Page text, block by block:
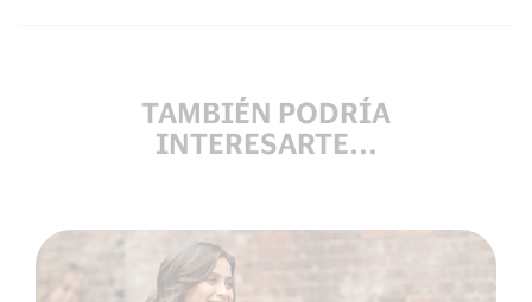
TAMBIÉN PODRÍA
INTERESARTE...